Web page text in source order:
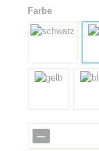
Farbe